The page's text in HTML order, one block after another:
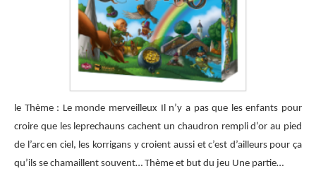
le Thème : Le monde merveilleux Il n’y a pas que les enfants pour
croire que les leprechauns cachent un chaudron rempli d’or au pied
de l’arc en ciel, les korrigans y croient aussi et c’est d’ailleurs pour ça
qu’ils se chamaillent souvent… Thème et but du jeu Une partie…